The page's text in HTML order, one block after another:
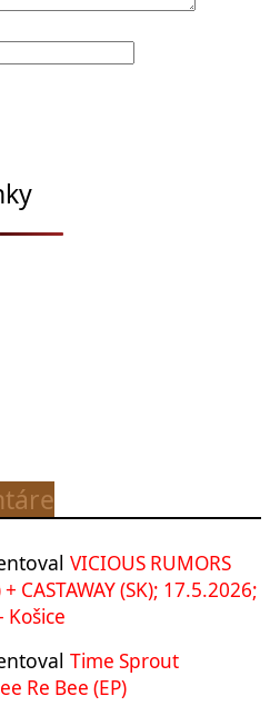
VICIOUS RUMORS
+ CASTAWAY (SK); 17.5.2026;
Košice
Time Sprout
Re Bee (EP)